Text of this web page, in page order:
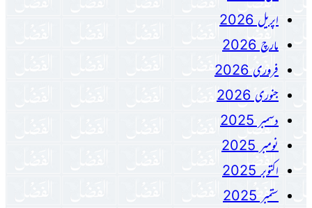
اپریل 2026
مارچ 2026
فروری 2026
جنوری 2026
دسمبر 2025
نومبر 2025
اکتوبر 2025
ستمبر 2025